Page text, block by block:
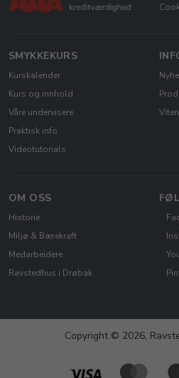
SMYKKEKURS
Kurskalender
Kurs og innhold
Våre undervisere
Praktisk info
Videotutorials
OM OSS
Historie
Miljø & Bærekraft
Medarbeidere
Ravstedhus i Drøbak
Copyright © 2026,